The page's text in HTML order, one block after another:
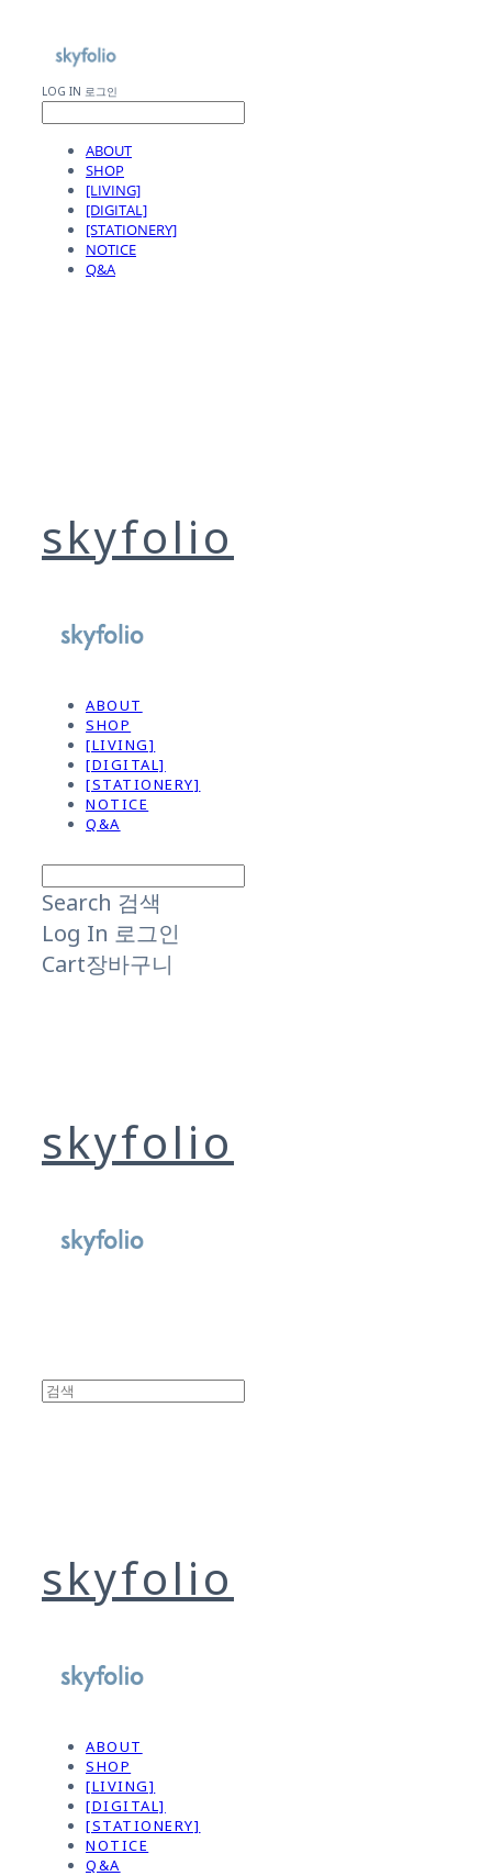
LOG IN 로그인
ABOUT
SHOP
[LIVING]
[DIGITAL]
[STATIONERY]
NOTICE
Q&A
skyfolio
ABOUT
SHOP
[LIVING]
[DIGITAL]
[STATIONERY]
NOTICE
Q&A
Search 검색
Log In 로그인
Cart장바구니
skyfolio
skyfolio
ABOUT
SHOP
[LIVING]
[DIGITAL]
[STATIONERY]
NOTICE
Q&A